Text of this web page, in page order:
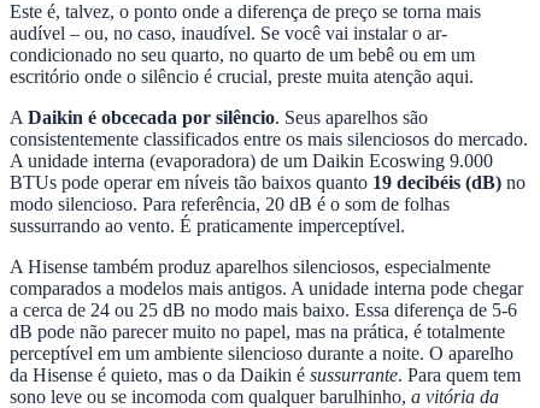
Este é, talvez, o ponto onde a diferença de preço se torna mais
audível – ou, no caso, inaudível. Se você vai instalar o ar-
condicionado no seu quarto, no quarto de um bebê ou em um
escritório onde o silêncio é crucial, preste muita atenção aqui.
A Daikin é obcecada por silêncio. Seus aparelhos são
consistentemente classificados entre os mais silenciosos do mercado.
A unidade interna (evaporadora) de um Daikin Ecoswing 9.000
BTUs pode operar em níveis tão baixos quanto 19 decibéis (dB) no
modo silencioso. Para referência, 20 dB é o som de folhas
sussurrando ao vento. É praticamente imperceptível.
A Hisense também produz aparelhos silenciosos, especialmente
comparados a modelos mais antigos. A unidade interna pode chegar
a cerca de 24 ou 25 dB no modo mais baixo. Essa diferença de 5-6
dB pode não parecer muito no papel, mas na prática, é totalmente
perceptível em um ambiente silencioso durante a noite. O aparelho
da Hisense é quieto, mas o da Daikin é sussurrante. Para quem tem
sono leve ou se incomoda com qualquer barulhinho, a vitória da